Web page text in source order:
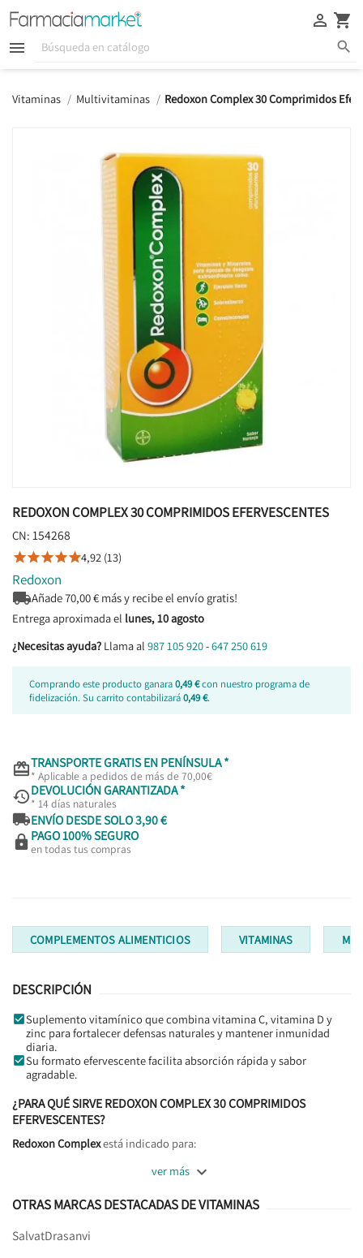
  
 
Vitaminas Multivitaminas Redoxon Complex 30 Comprimidos
REDOXON COMPLEX 30 COMPRIMIDOS EFERVESCENTES
CN: 154268
4,92 (13)
Redoxon
Añade70,00€ más y recibe el envío gratis!
Entrega aproximada el lunes, 10 agosto
¿Necesitas ayuda? Llama al 987 105 920-647 250 619
Comprando este producto ganara0,49 €con nuestro programa de
fidelización. Su carrito contabilizará0,49 €.
TRANSPORTE GRATIS EN PENÍNSULA *
* Aplicable a pedidos de más de 70,00€
DEVOLUCIÓN GARANTIZADA *
* 14 días naturales
ENVÍO DESDE SOLO 3,90 €
 PAGO 100% SEGURO
en todas tus compras
COMPLEMENTOS ALIMENTICIOS VITAMINAS
DESCRIPCIÓN
Suplemento vitamínico que combina vitamina C, vitamina D y
zinc para fortalecer defensas naturales y mantener inmunidad
diaria.
Su formato efervescente facilita absorción rápida y sabor
agradable.
¿PARA QUÉ SIRVE REDOXON COMPLEX 30 COMPRIMIDOS
EFERVESCENTES?
Redoxon Complexestá indicado para:
ver más 
OTRAS MARCAS DESTACADAS DE VITAMINAS
SalvatDrasanvi